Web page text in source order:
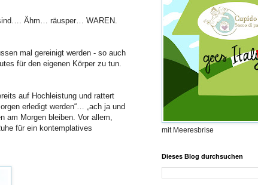
Ähm… räusper… WAREN.
mal gereinigt werden - so auch
für den eigenen Körper zu tun.
auf Hochleistung und rattert
erledigt werden“… „ach ja und
am Morgen bleiben. Vor allem,
für ein kontemplatives
mit Meeresbrise
Dieses Blog durchsuchen